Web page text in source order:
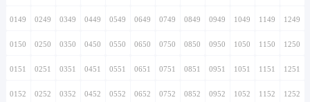
0149 0249 0349 0449 0549 0649 0749 0849 0949 1049 1149 1249
0150 0250 0350 0450 0550 0650 0750 0850 0950 1050 1150 1250
0151 0251 0351 0451 0551 0651 0751 0851 0951 1051 1151 1251
0152 0252 0352 0452 0552 0652 0752 0852 0952 1052 1152 1252